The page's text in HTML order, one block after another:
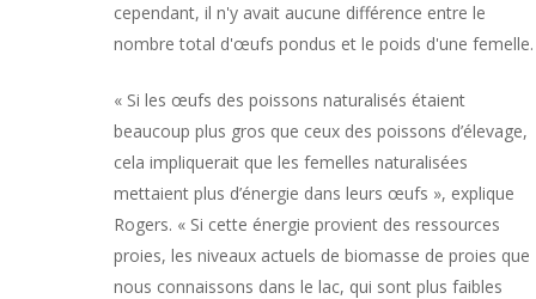
cependant, il n'y avait aucune différence entre le
nombre total d'œufs pondus et le poids d'une femelle.
« Si les œufs des poissons naturalisés étaient
beaucoup plus gros que ceux des poissons d’élevage,
cela impliquerait que les femelles naturalisées
mettaient plus d’énergie dans leurs œufs », explique
Rogers. « Si cette énergie provient des ressources
proies, les niveaux actuels de biomasse de proies que
nous connaissons dans le lac, qui sont plus faibles